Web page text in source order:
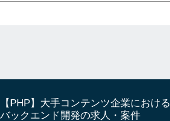
【PHP】大手コンテンツ企業における
バックエンド開発の求人・案件